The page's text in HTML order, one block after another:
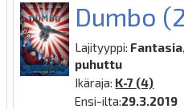
Dumbo
Lajityyppi:
puhuttu
Ikäraja: K-7 (4)
Ensi-ilta:29.3.2019